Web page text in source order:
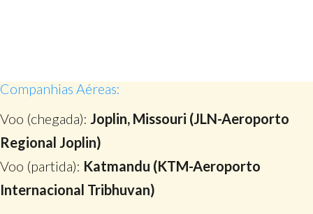
Companhias Aéreas:
Voo (chegada): Joplin, Missouri (JLN-Aeroporto
Regional Joplin)
Voo (partida): Katmandu (KTM-Aeroporto
Internacional Tribhuvan)